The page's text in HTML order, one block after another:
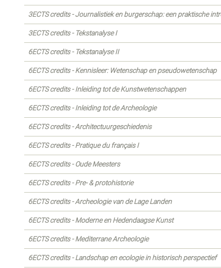
3ECTS credits - Journalistiek en burgerschap: een praktische
3ECTS credits - Tekstanalyse I
6ECTS credits - Tekstanalyse II
6ECTS credits - Kennisleer: Wetenschap en pseudowetenschap
6ECTS credits - Inleiding tot de Kunstwetenschappen
6ECTS credits - Inleiding tot de Archeologie
6ECTS credits - Architectuurgeschiedenis
6ECTS credits - Pratique du français I
6ECTS credits - Oude Meesters
6ECTS credits - Pre- & protohistorie
6ECTS credits - Archeologie van de Lage Landen
6ECTS credits - Moderne en Hedendaagse Kunst
6ECTS credits - Mediterrane Archeologie
6ECTS credits - Landschap en ecologie in historisch perspectief